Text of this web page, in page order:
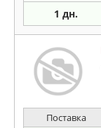
1 дн.
Поставка